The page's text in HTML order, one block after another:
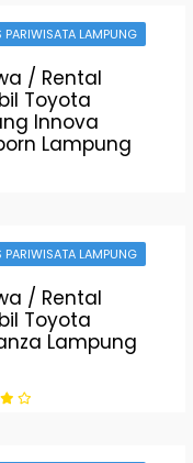
PARIWISATA LAMPUNG
/ Rental
Toyota
Innova
Lampung
PARIWISATA LAMPUNG
/ Rental
Toyota
Lampung